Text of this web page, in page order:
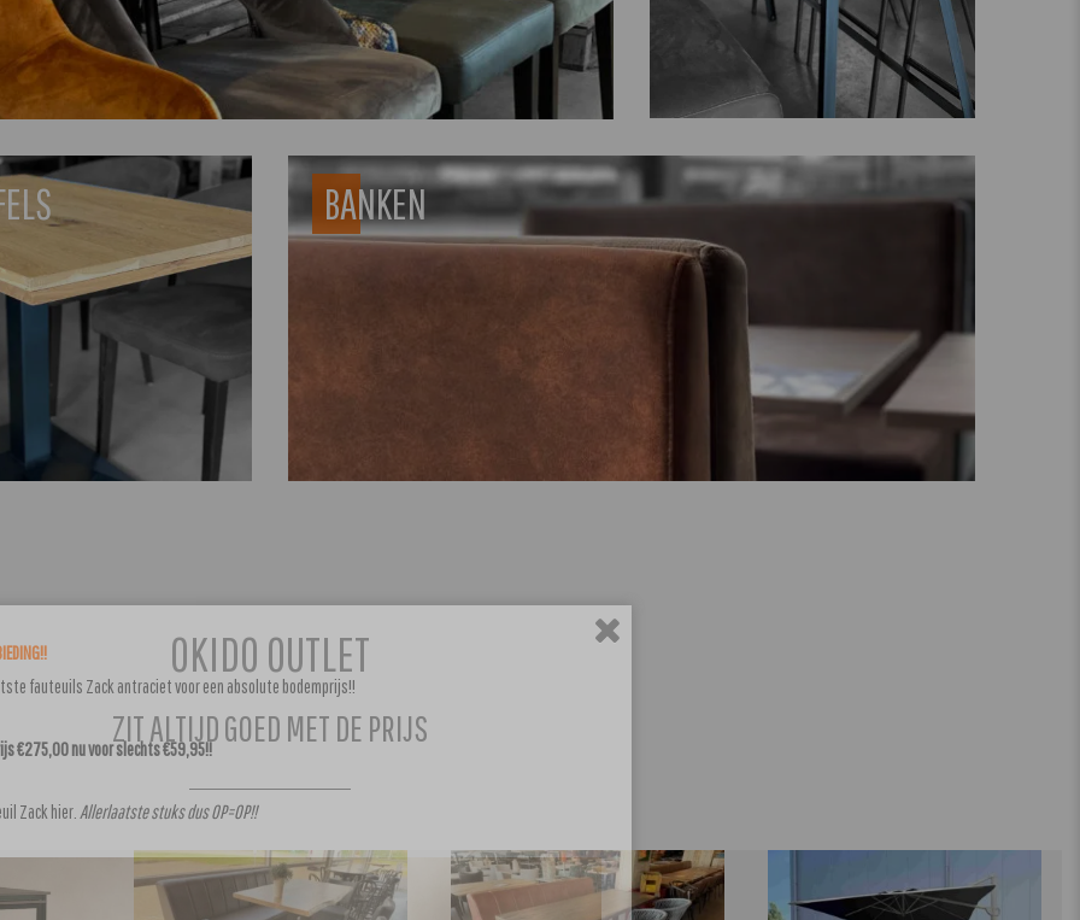
BANKEN
OKIDO OUTLET
ZIT ALTIJD GOED MET DE PRIJS
fauteuils Zack antraciet voor een absolute bodemprijs!!
€275,00 nu voor slechts €59,95!!
Zack hier Allerlaatste stuks dus OP=OP!!